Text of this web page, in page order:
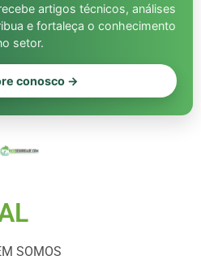
artigos técnicos, análises
e fortaleça o conhecimento
setor.
conosco →
SOMOS